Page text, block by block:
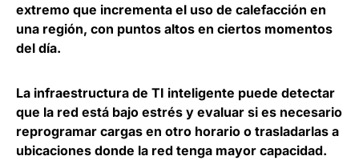
extremo que incrementa el uso de calefacción en
una región, con puntos altos en ciertos momentos
del día.
La infraestructura de TI inteligente puede detectar
que la red está bajo estrés y evaluar si es necesario
reprogramar cargas en otro horario o trasladarlas a
ubicaciones donde la red tenga mayor capacidad.